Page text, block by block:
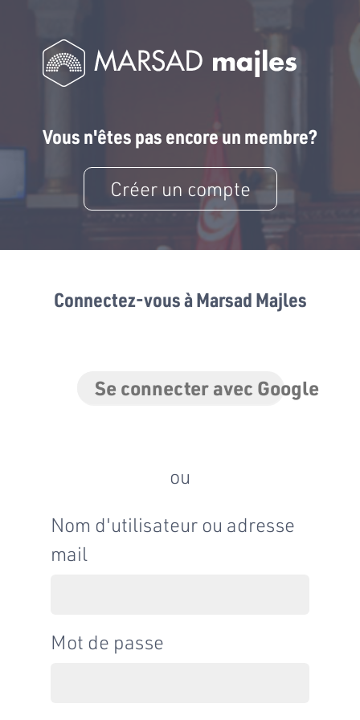
Vous n'êtes pas encore un membre?
Créer un compte
Connectez-vous à Marsad Majles
Se connecter avec Google
ou
Nom d'utilisateur ou adresse
mail
Mot de passe